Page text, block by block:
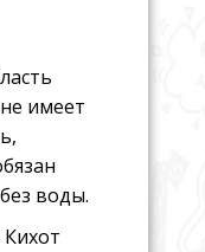
имеет
воды.